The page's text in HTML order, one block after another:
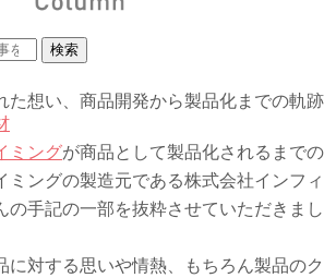
た想い、商品開発から製品化までの軌跡
ミングが商品として製品化されるまでの
ミングの製造元である株式会社インフィ
の手記の一部を抜粋させていただきまし
に対する思いや情熱、もちろん製品のク